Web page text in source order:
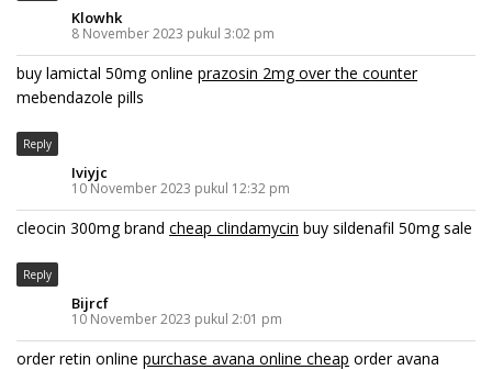
Klowhk
8 November 2023 pukul 3:02 pm
buy lamictal 50mg online prazosin 2mg over the counter
mebendazole pills
Reply
Iviyjc
10 November 2023 pukul 12:32 pm
cleocin 300mg brand cheap clindamycin buy sildenafil 50mg sale
Reply
Bijrcf
10 November 2023 pukul 2:01 pm
order retin online purchase avana online cheap order avana